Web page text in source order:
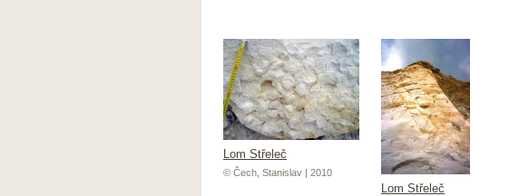
Lom Střeleč
© Čech, Stanislav | 2010
Lom Střeleč